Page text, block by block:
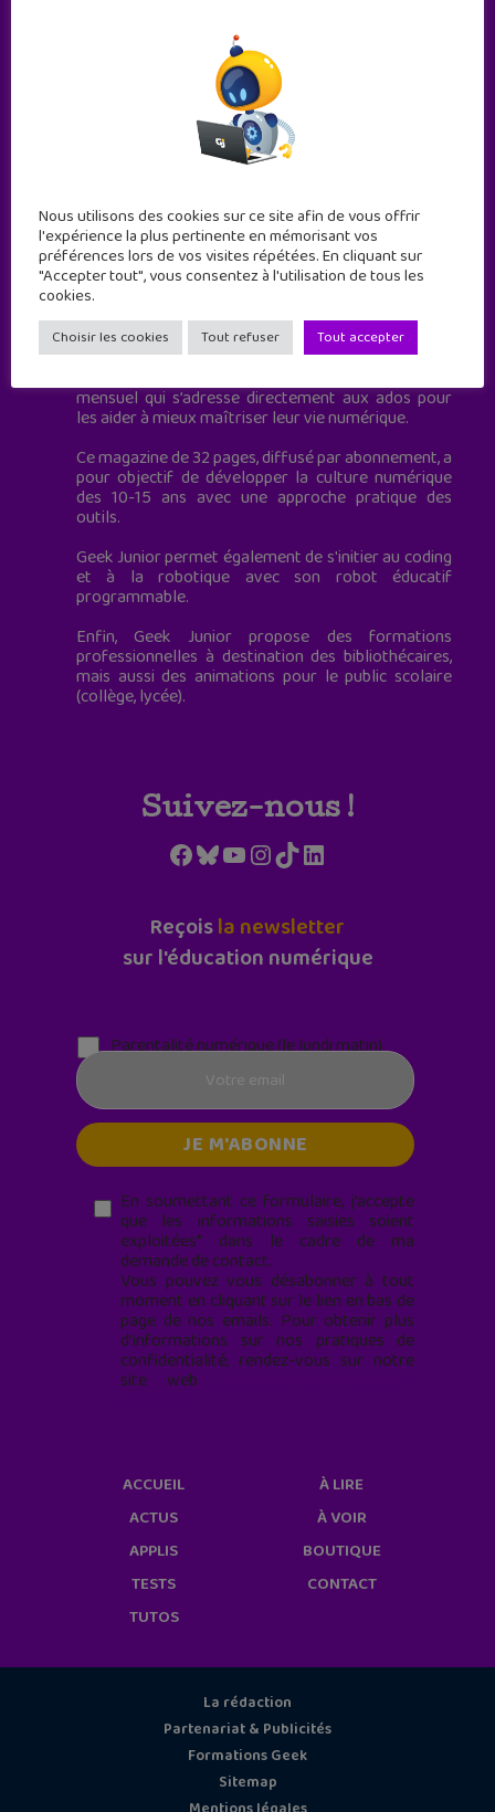
Geek Junior est le premier site de culture numérique
à destination des adolescents.
mensuel qui s’adresse directement aux ados pour
les aider à mieux maîtriser leur vie numérique.
Ce magazine de 32 pages, diffusé par abonnement, a
pour objectif de développer la culture numérique
des 10-15 ans avec une approche pratique des
outils.
Geek Junior permet également de s'initier au coding
et à la robotique avec son robot éducatif
programmable.
Enfin, Geek Junior propose des formations
professionnelles à destination des bibliothécaires,
mais aussi des animations pour le public scolaire
(collège, lycée).
Suivez-nous !
Facebook
Bluesky
YouTube
Instagram
TikTokLinkedIn
Reçoisla newsletter
sur l'éducation numérique
Parentalité numérique (le lundi matin)
En soumettant ce formulaire, j’accepte
que les informations saisies soient
exploitées* dans le cadre de ma
demande de contact.
Vous pouvez vous désabonner à tout
moment en cliquant sur le lien en bas de
page de nos emails. Pour obtenir plus
d'informations sur nos pratiques de
confidentialité, rendez-vous sur notre
site web
Nous utilisons des cookies sur ce site afin de vous offrir
l'expérience la plus pertinente en mémorisant vos
préférences lors de vos visites répétées. En cliquant sur
"Accepter tout", vous consentez à l'utilisation de tous les
cookies.
Choisir les cookies Tout refuser Tout accepter
ACCUEIL
ACTUS
APPLIS
TESTS
TUTOS
À LIRE
À VOIR
BOUTIQUE
CONTACT
La rédaction
Partenariat & Publicités
Formations Geek
Sitemap